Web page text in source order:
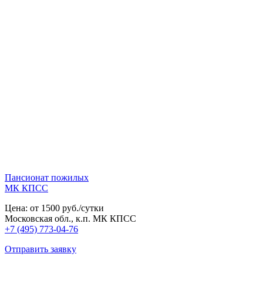
Пансионат пожилых
МК КПСС
Цена: от 1500 руб./сутки
Московская обл., к.п. МК КПСС
+7 (495) 773-04-76
Отправить заявку